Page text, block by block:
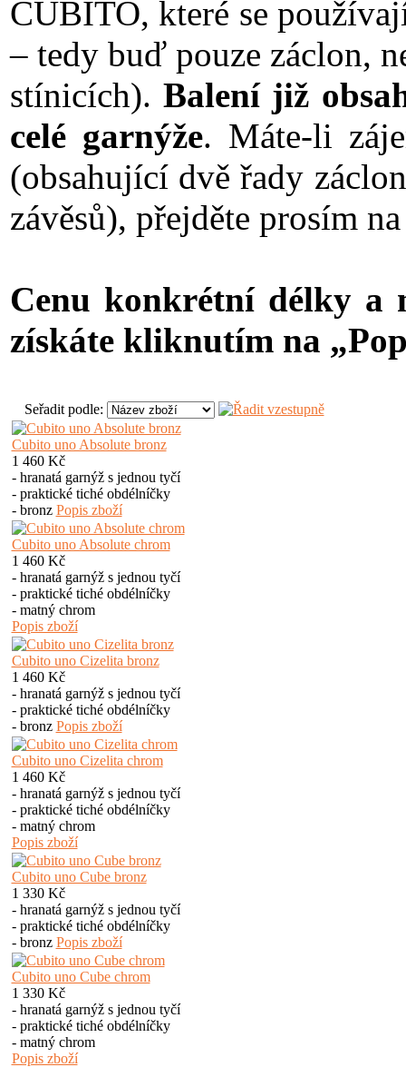
CUBITO, které se
– tedy buď pouze záclon,
stínicích). Balení již
celé garnýže. Máte-li
(obsahující dvě řady
závěsů), přejděte prosím
Cenu konkrétní délky a
získáte kliknutím na „
Seřadit podle:
Cubito uno Absolute bronz
1 460 Kč
- hranatá garnýž s jednou tyčí
- praktické tiché obdélníčky
- bronz Popis zboží
Cubito uno Absolute chrom
1 460 Kč
- hranatá garnýž s jednou tyčí
- praktické tiché obdélníčky
- matný chrom
Popis zboží
Cubito uno Cizelita bronz
1 460 Kč
- hranatá garnýž s jednou tyčí
- praktické tiché obdélníčky
- bronz Popis zboží
Cubito uno Cizelita chrom
1 460 Kč
- hranatá garnýž s jednou tyčí
- praktické tiché obdélníčky
- matný chrom
Popis zboží
Cubito uno Cube bronz
1 330 Kč
- hranatá garnýž s jednou tyčí
- praktické tiché obdélníčky
- bronz Popis zboží
Cubito uno Cube chrom
1 330 Kč
- hranatá garnýž s jednou tyčí
- praktické tiché obdélníčky
- matný chrom
Popis zboží